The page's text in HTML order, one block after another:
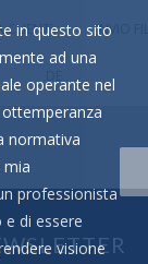
CLIENTI INVIO FILE
in questo sito
ad una
operante nel
normativa
professionista
di essere
visione